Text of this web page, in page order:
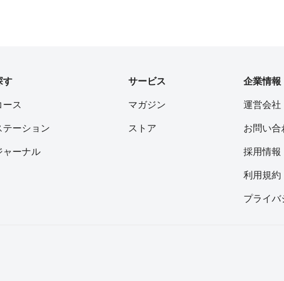
す
ース
テーション
ャーナル
サービス
マガジン
ストア
企業情報
運営会社
お問い合
採用情報
利用規約
プライバ